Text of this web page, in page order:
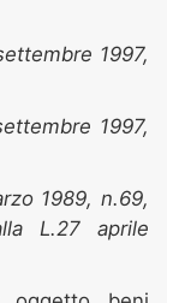
1997,
1997,
1989, n.69,
L.27 aprile